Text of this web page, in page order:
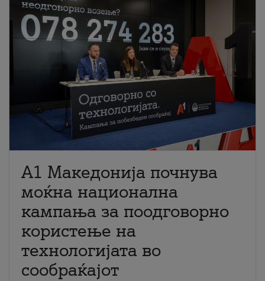
A1 Македонија почнува
моќна национална
кампања за поодговорно
користење на
технологијата во
сообраќајот